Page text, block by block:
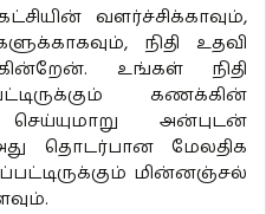
வளர்ச்சிக்காவும்,
நிதி உதவி
உங்கள் நிதி
கணக்கின்
அன்புடன்
தொடர்பான மேலதிக
மின்னஞ்சல்